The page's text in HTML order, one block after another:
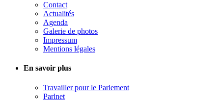
Contact
Actualités
Agenda
Galerie de photos
Impressum
Mentions légales
En savoir plus
Travailler pour le Parlement
Parlnet